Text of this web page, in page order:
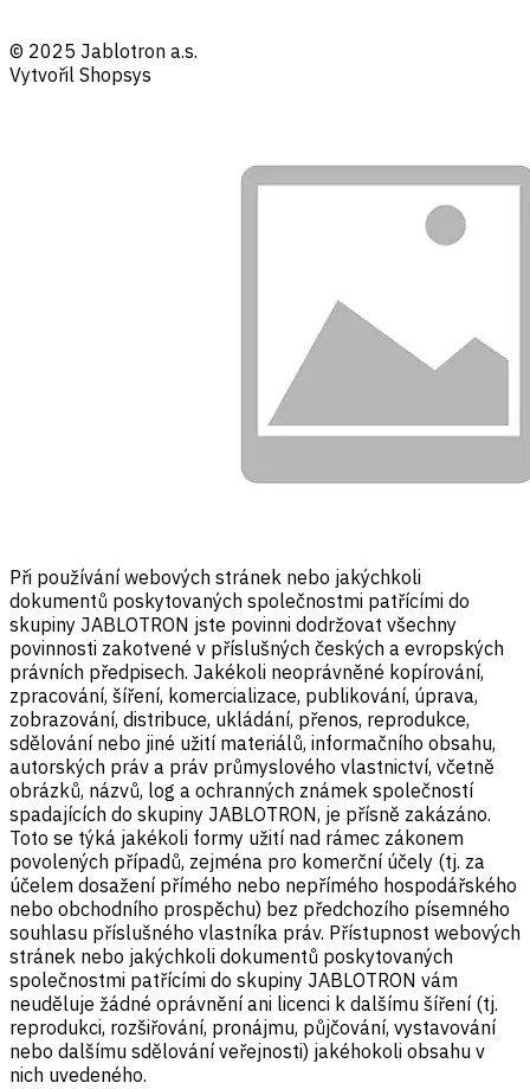
© 2025 Jablotron a.s.
Vytvořil Shopsys
Při používání webových stránek nebo jakýchkoli
dokumentů poskytovaných společnostmi patřícími do
skupiny JABLOTRON jste povinni dodržovat všechny
povinnosti zakotvené v příslušných českých a evropských
právních předpisech. Jakékoli neoprávněné kopírování,
zpracování, šíření, komercializace, publikování, úprava,
zobrazování, distribuce, ukládání, přenos, reprodukce,
sdělování nebo jiné užití materiálů, informačního obsahu,
autorských práv a práv průmyslového vlastnictví, včetně
obrázků, názvů, log a ochranných známek společností
spadajících do skupiny JABLOTRON, je přísně zakázáno.
Toto se týká jakékoli formy užití nad rámec zákonem
povolených případů, zejména pro komerční účely (tj. za
účelem dosažení přímého nebo nepřímého hospodářského
nebo obchodního prospěchu) bez předchozího písemného
souhlasu příslušného vlastníka práv. Přístupnost webových
stránek nebo jakýchkoli dokumentů poskytovaných
společnostmi patřícími do skupiny JABLOTRON vám
neuděluje žádné oprávnění ani licenci k dalšímu šíření (tj.
reprodukci, rozšiřování, pronájmu, půjčování, vystavování
nebo dalšímu sdělování veřejnosti) jakéhokoli obsahu v
nich uvedeného.